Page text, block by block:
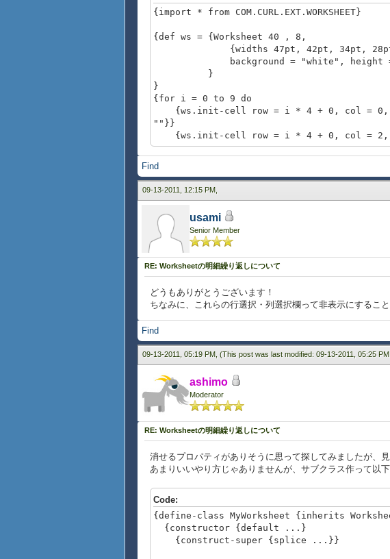
row = 1, col = 4, rowspan = 2,
{display-cell
rowspan = 2, background = "white",
row = 1, col = 6, rowspan = 2,
{display-cell
rowspan = 2, background = "white",
row = 2, row-height = 20pt, col = 1,
{display-cell
colspan = 2,
""
},
row = 3, row-height = 20pt, col = 1,
{display-cell
colspan = 2, background = "white",
""
}
}
{import * from COM.CURL.EXT.WORKSHEET}
{def ws = {Worksheet 40 , 8,
{widths 47pt, 42pt, 34pt, 28pt,
background = "white", height =
}
}
{for i = 0 to 9 do
{ws.init-cell row = i * 4 + 0, col =
""}}
{ws.init-cell row = i * 4 + 0, col = 2,
""}}
{ws.init-cell row = i * 4 + 0, col = 3,
""}}
{ws.init-cell row = i * 4 + 1, col = 1,
{ws.init-cell row = i * 4 + 1, col =
{ws.init-cell row = i * 4 + 1, col = 6,
{ws.init-cell row = i * 4 + 2, col = 1,
{ws.init-cell row = i * 4 + 3, col = 1,
{value
ws
Find
09-13-2011, 12:15 PM,
usami
Senior Member
RE: Worksheetの明細繰り返しについて
どうもありがとうございます！
ちなみに、これらの行選択・列選択欄って非表示にするこ
Find
09-13-2011, 05:19 PM, (This post was last modified: 09-13-2011, 05:25
ashimo
Moderator
RE: Worksheetの明細繰り返しについて
消せるプロパティがありそうに思って探してみましたが、
あまりいいやり方じゃありませんが、サブクラス作って以
Code:
{define-class MyWorksheet {inherits
{constructor {default ...}
{construct-super {splice ...}}